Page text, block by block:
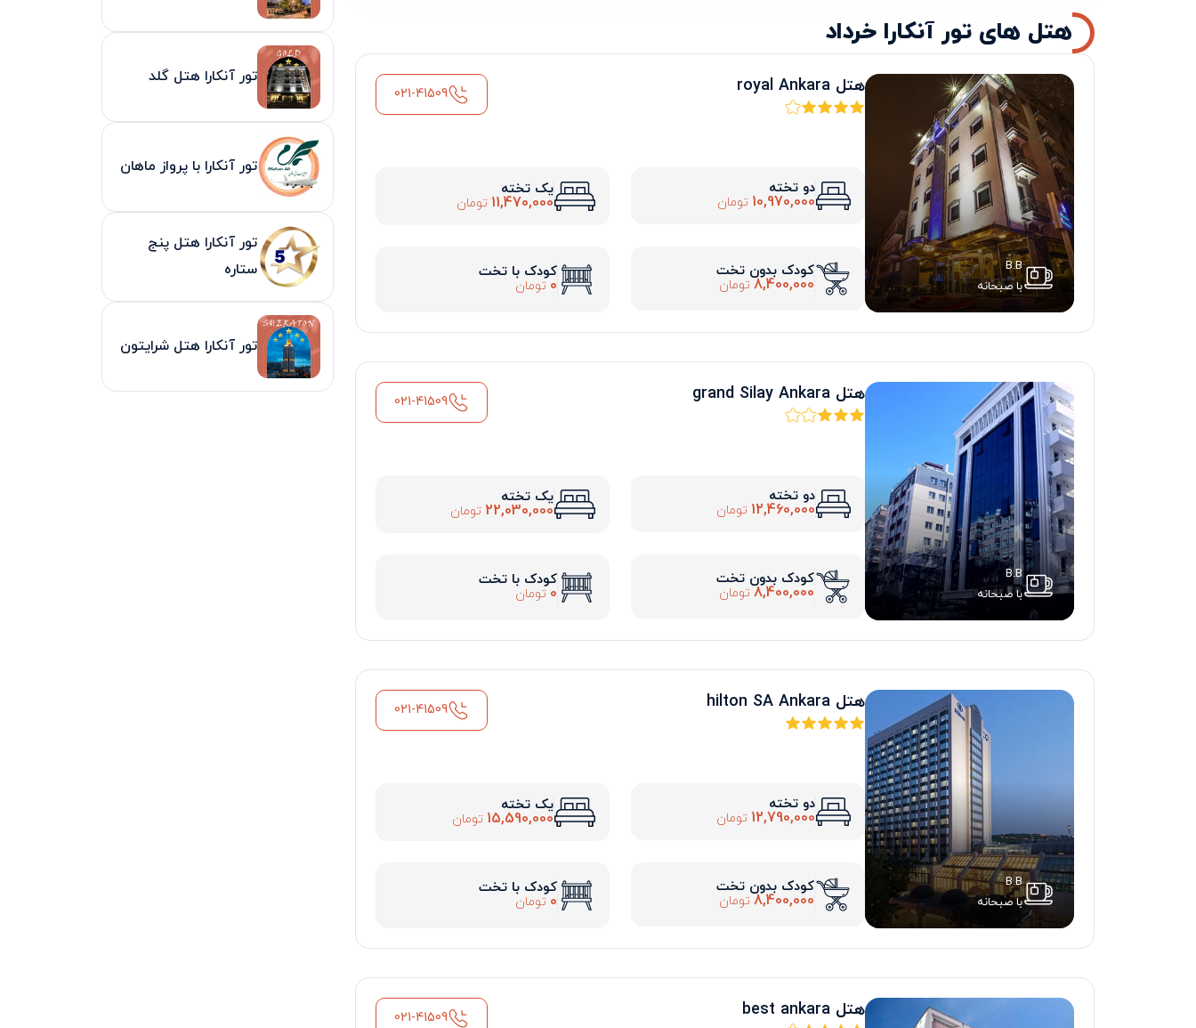
هتل های تور آنکارا خرداد
B.B
با صبحانه
هتل royal Ankara 021-41509
دو تخته
10,970,000 تومان
یک تخته
11,470,000 تومان
کودک بدون تخت
8,400,000 تومان
کودک با تخت
0 تومان
B.B
با صبحانه
هتل grand Silay Ankara 021-41509
دو تخته
12,460,000 تومان
یک تخته
22,030,000 تومان
کودک بدون تخت
8,400,000 تومان
کودک با تخت
0 تومان
B.B
با صبحانه
هتل hilton SA Ankara 021-41509
دو تخته
12,790,000 تومان
یک تخته
15,590,000 تومان
کودک بدون تخت
8,400,000 تومان
کودک با تخت
0 تومان
هتل best ankara 021-41509
تور آنکارا هتل گلد
تور آنکارا با پرواز ماهان
تور آنکارا هتل پنج
ستاره
تور آنکارا هتل شرایتون